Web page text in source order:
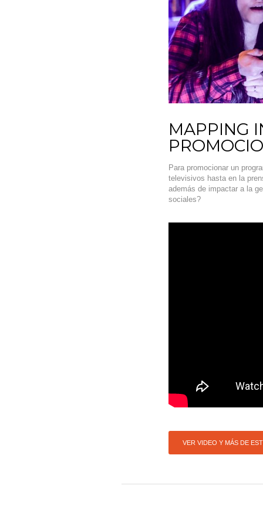
MAPPING
Para promocionar un
televisivos hasta en la
además de impactar a la
sociales?
VER VIDEO Y MÁS DE